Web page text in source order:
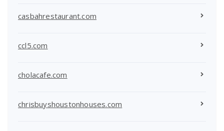
casbahrestaurant.com
ccl5.com
cholacafe.com
chrisbuyshoustonhouses.com